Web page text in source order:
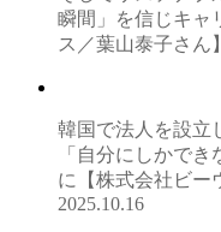
瞬間」を信じキャ
ス／葉山泰子さん
韓国で法人を設立
「自分にしかで
に【株式会社ビー
2025.10.16